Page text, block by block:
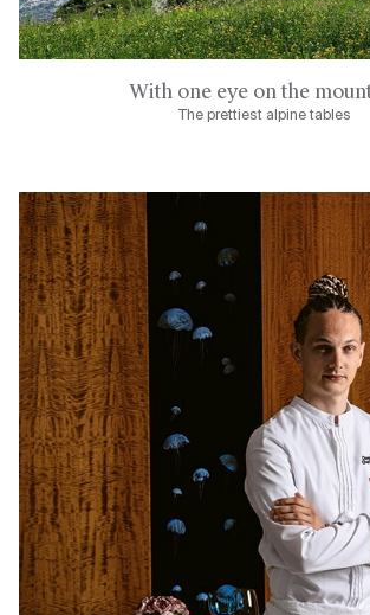
With one eye on the
The prettiest alpine tables